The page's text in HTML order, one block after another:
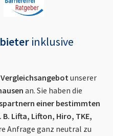
inklusive
unserer
an. Sie haben die
einer bestimmten
Lifta, Lifton, Hiro, TKE,
Anfrage ganz neutral zu